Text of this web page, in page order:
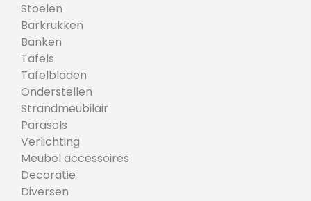
Stoelen
Barkrukken
Banken
Tafels
Tafelbladen
Onderstellen
Strandmeubilair
Parasols
Verlichting
Meubel accessoires
Decoratie
Diversen